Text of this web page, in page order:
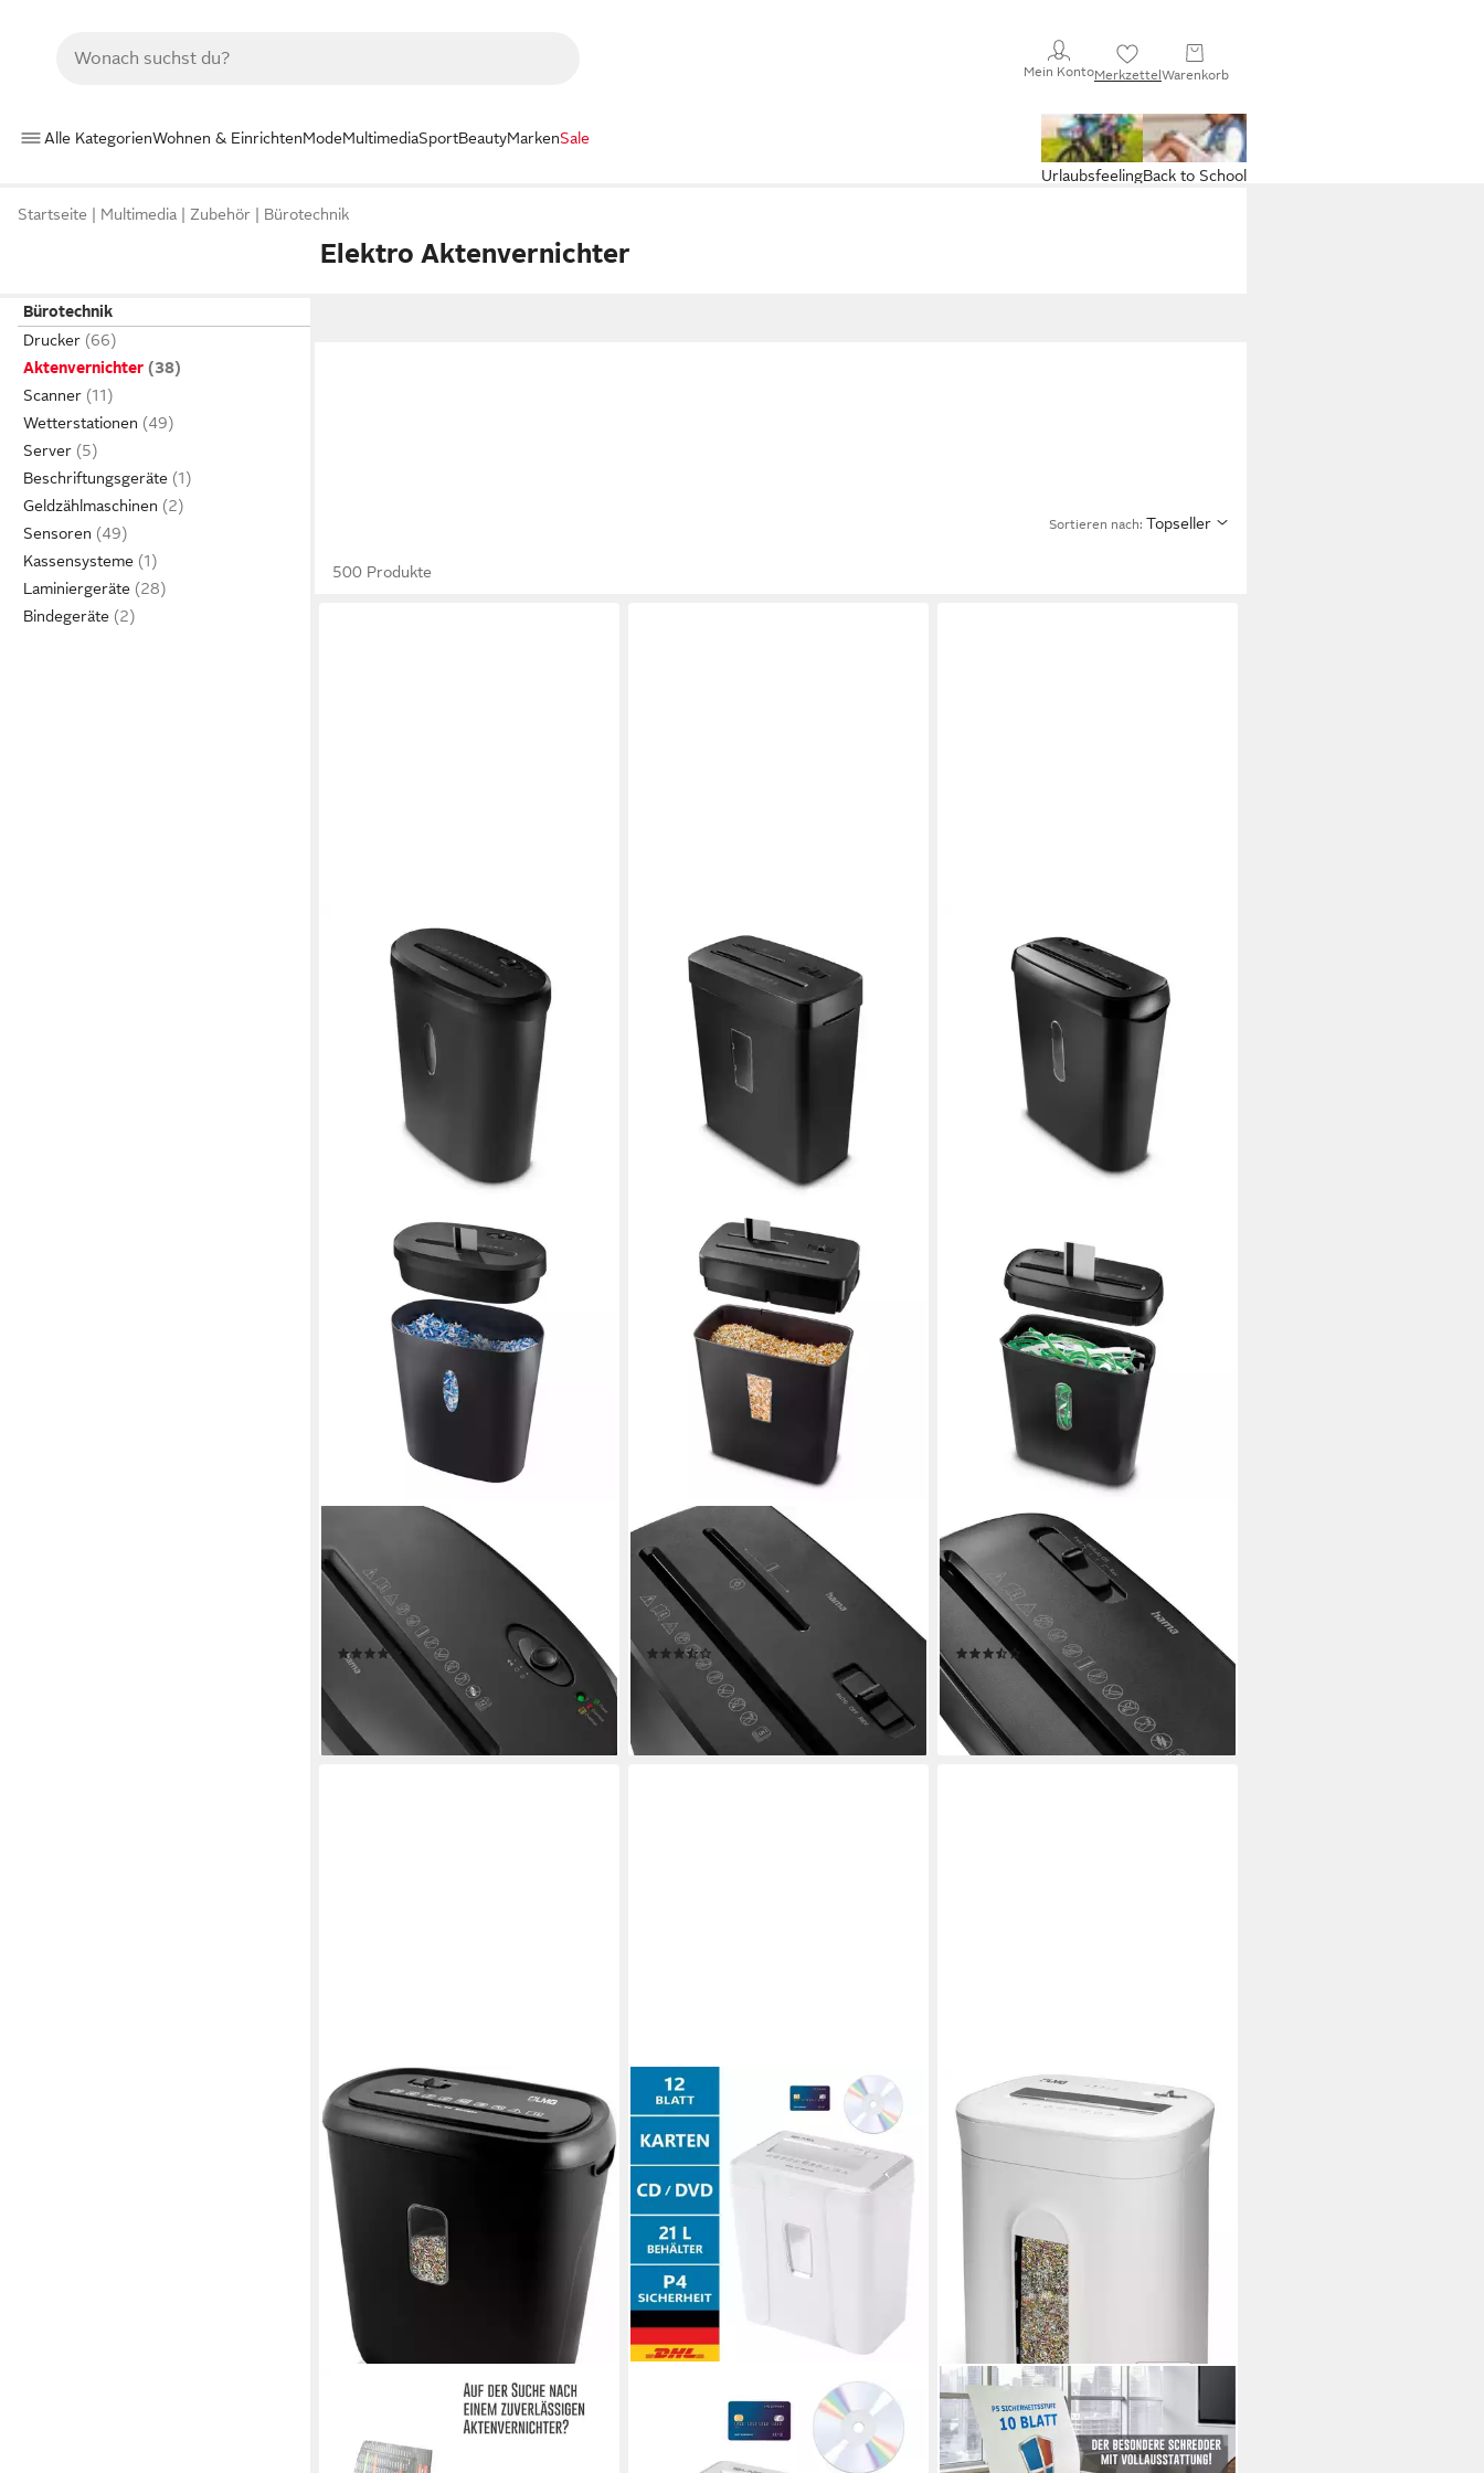
Mein KontoMerkzettelWarenkorb
Alle KategorienWohnen & EinrichtenModeMultimediaSportBeautyMarkenSale
Back to School
Urlaubsfeeling
Startseite Multimedia Zubehör Bürotechnik
Elektro Aktenvernichter
Bürotechnik
Drucker
Aktenvernichter
Scanner
Wetterstationen
Server
Beschriftungsgeräte
Geldzählmaschinen
Sensoren
Kassensysteme
Laminiergeräte
Bindegeräte
Sortieren nach: Topseller
500 Produkte
Aktenvernichter Aktenvernichter
Partikelschnitt (Papier + Plastik,
Korb, 12 Blatt, P4), Mit Papierkorb, 4
x 40 mm Schnitzel, Automatik,
Rücklauf
(8)
ab 61,49 € UVP74,99 €
lieferbar - in 3-4 Werktagen bei dir
HAMA
Aktenvernichter Aktenvernichter
Mikroschnitt (Papier, Plastik, CDs,
Korb, 5 Blatt, P5), Mit Papierkorb, 2 x
12 mm Mini-Schnitzel, Automatik,
Rücklauf
(3)
ab 95,60 €
lieferbar - in 3-4 Werktagen bei dir
HAMA
Aktenvernichter Aktenvernichter
Streifenschnitt (Papier + Plastik,
Korb, 6 Blatt, P2), Mit Papierkorb, 6
mm Schnitzel, Automatik, Rücklauf
(51)
ab 22,70 € UVP29,99 €
-24%
lieferbar - in 4-5 Werktagen bei dir